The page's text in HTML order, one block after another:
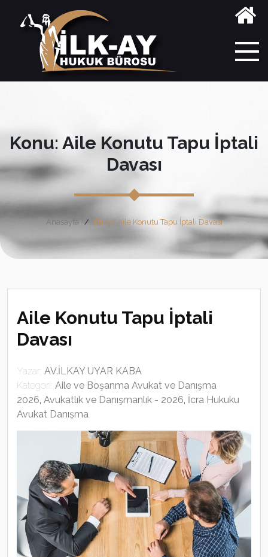
Konu: Aile Konutu Tapu İptali
Davası
Anasayfa Etiket: Aile Konutu Tapu İptali Davası
Aile Konutu Tapu İptali
Davası
Yazar: AV.İLKAY UYAR KABA
Kategori: Aile ve Boşanma Avukat ve Danışma
2026, Avukatlık ve Danışmanlık - 2026, İcra Hukuku
Avukat Danışma